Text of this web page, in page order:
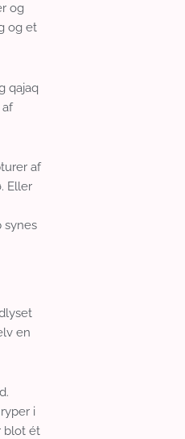
og
og et
qajaq
af
Eller
synes
en
i
blot ét